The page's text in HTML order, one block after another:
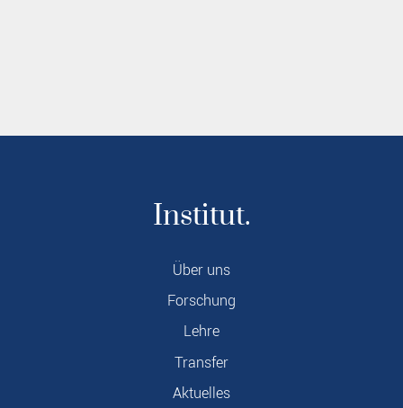
Institut.
Über uns
Forschung
Lehre
Transfer
Aktuelles